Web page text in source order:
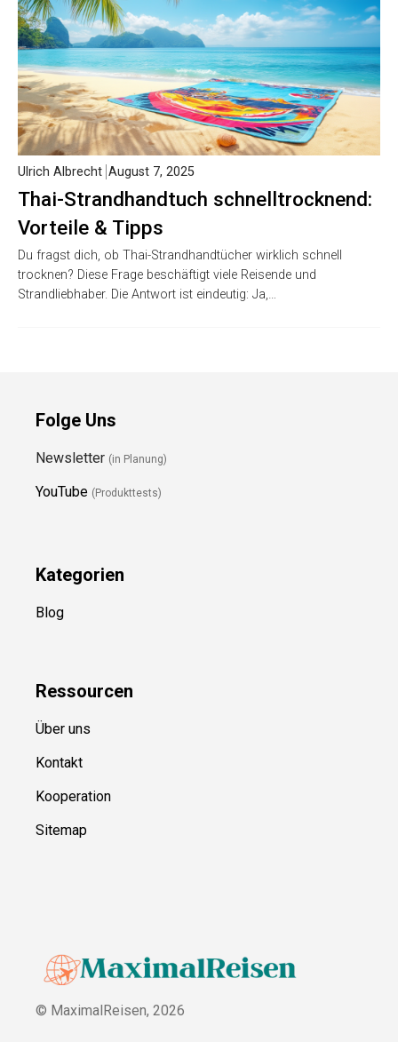
Thai-Strandhandtuch schnelltrocknend:
Vorteile & Tipps
Ulrich Albrecht August 7, 2025
Du fragst dich, ob Thai-Strandhandtücher wirklich schnell
trocknen? Diese Frage beschäftigt viele Reisende und
Strandliebhaber. Die Antwort ist eindeutig: Ja,…
Folge Uns
Newsletter (in Planung)
YouTube (Produkttests)
Kategorien
Blog
Ressourcen
Über uns
Kontakt
Kooperation
Sitemap
© MaximalReisen, 2026